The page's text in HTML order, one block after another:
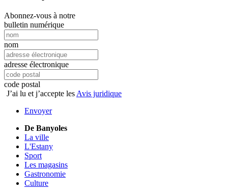
Abonnez-vous à notre
bulletin numérique
nom
adresse électronique
code postal
J’ai lu et j’accepte les Avis juridique
Envoyer
De Banyoles
La ville
L'Estany
Sport
Les magasins
Gastronomie
Culture